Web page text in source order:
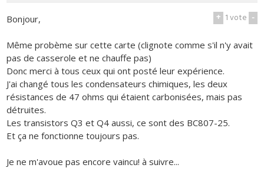
+ 1vote -
Bonjour,
Même probème sur cette carte (clignote comme s'il n'y avait
pas de casserole et ne chauffe pas)
Donc merci à tous ceux qui ont posté leur expérience.
J'ai changé tous les condensateurs chimiques, les deux
résistances de 47 ohms qui étaient carbonisées, mais pas
détruites.
Les transistors Q3 et Q4 aussi, ce sont des BC807-25.
Et ça ne fonctionne toujours pas.
Je ne m'avoue pas encore vaincu! à suivre...